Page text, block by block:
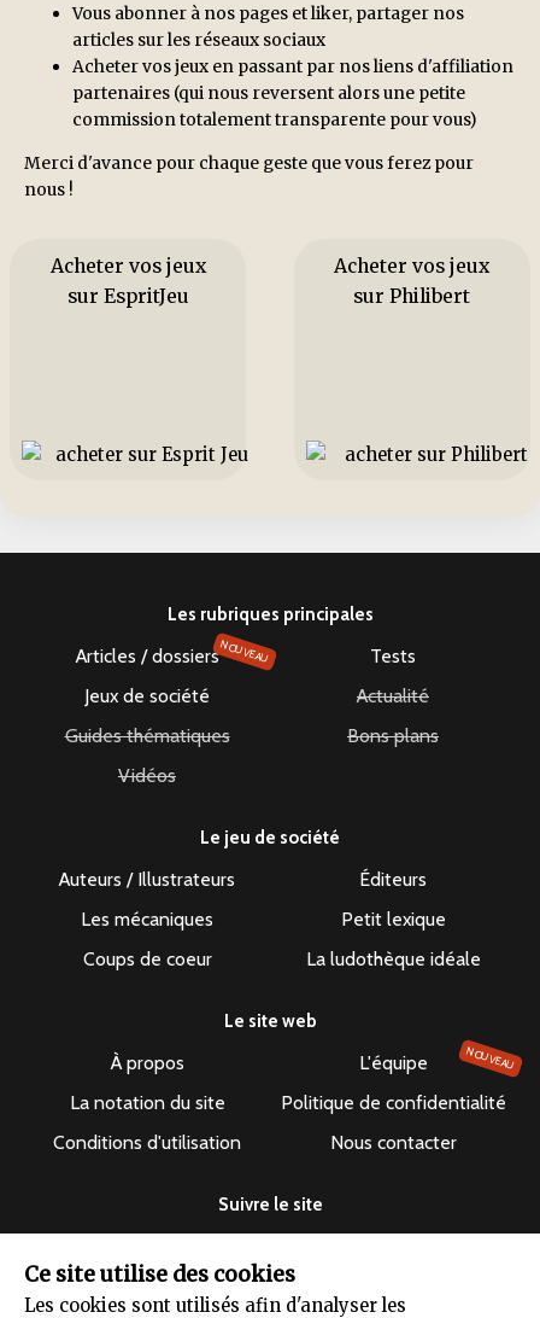
Ce site utilise des cookies
Les cookies sont utilisés afin d'analyser les
Vous abonner à nos pages et liker, partager nos
articles sur les réseaux sociaux
Acheter vos jeux en passant par nos liens d'affiliation
partenaires (qui nous reversent alors une petite
commission totalement transparente pour vous)
Merci d'avance pour chaque geste que vous ferez pour
nous !
Acheter vos jeux
sur EspritJeu
Acheter vos jeux
sur Philibert
Les rubriques principales
Articles / dossiersNOUVEAU
Tests
Jeux de société
Actualité
Guides thématiques
Bons plans
Vidéos
Le jeu de société
Auteurs / Illustrateurs
Éditeurs
Les mécaniques
Petit lexique
Coups de coeur
La ludothèque idéale
Le site web
À propos L'équipe NOUVEAU
La notation du site
Politique de confidentialité
Conditions d'utilisation
Nous contacter
Suivre le site